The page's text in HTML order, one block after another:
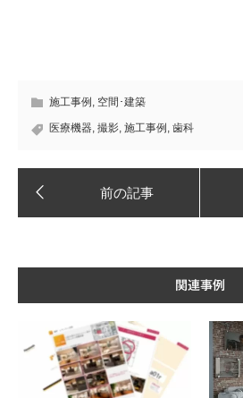
施工事例 空間･建築
医療機器 撮影 施工事例 歯科
関連事例